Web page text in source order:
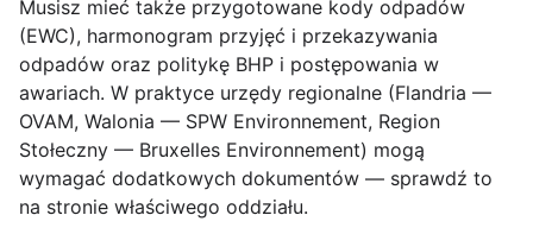
Musisz mieć także przygotowane kody odpadów
(EWC), harmonogram przyjęć i przekazywania
odpadów oraz politykę BHP i postępowania w
awariach. W praktyce urzędy regionalne (Flandria —
OVAM, Walonia — SPW Environnement, Region
Stołeczny — Bruxelles Environnement) mogą
wymagać dodatkowych dokumentów — sprawdź to
na stronie właściwego oddziału.